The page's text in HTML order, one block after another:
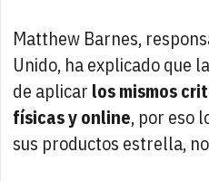
Matthew Barnes,
Unido, ha explicado que
de aplicar los mismos
físicas y online, por eso
sus productos estrella,